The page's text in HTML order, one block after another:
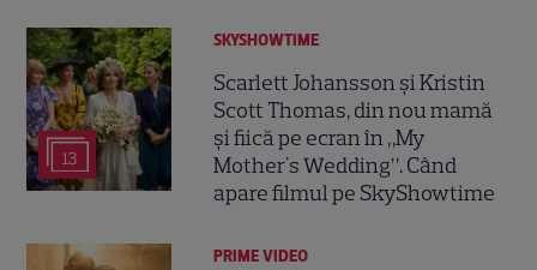
13
SKYSHOWTIME
Scarlett Johansson și Kristin
Scott Thomas, din nou mamă
și fiică pe ecran în „My
Mother's Wedding”. Când
apare filmul pe SkyShowtime
PRIME VIDEO